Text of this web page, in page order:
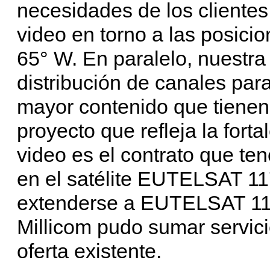
necesidades de los
video en torno a las
65° W. En paralelo,
distribución de canales
mayor contenido que
proyecto que refleja la
video es el contrato que
en el satélite EUTELSAT
extenderse a EUTELSAT
Millicom pudo sumar
oferta existente.